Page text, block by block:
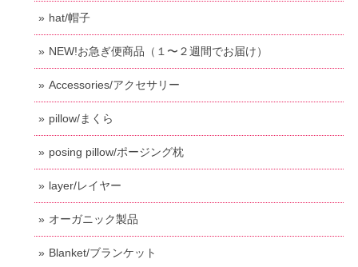
hat/帽子
NEW!お急ぎ便商品（１〜２週間でお届け）
Accessories/アクセサリー
pillow/まくら
posing pillow/ポージング枕
layer/レイヤー
オーガニック製品
Blanket/ブランケット